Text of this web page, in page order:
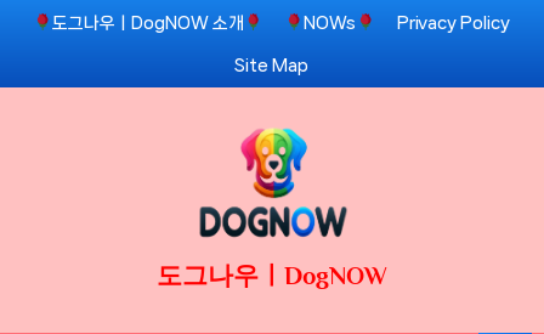
Skip
content
도그나우ㅣDogNOW 소개 NOWs Privacy Policy
Site Map
도그나우ㅣDogNOW